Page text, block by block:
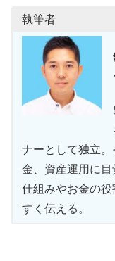
執筆者
ナーとして独立
金、資産運用に
仕組みやお金の
すく伝える。